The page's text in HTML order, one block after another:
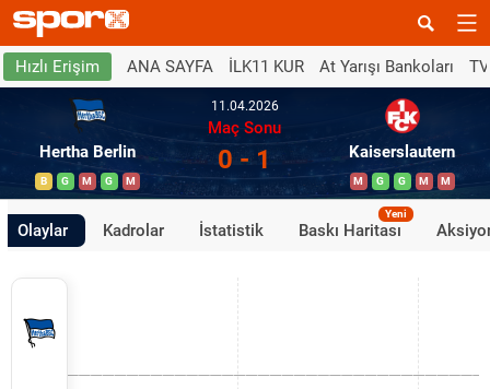
Hızlı Erişim ANA SAYFA İLK11 KUR At Yarışı Bankoları
Hertha Berlin
B G M G M
11.04.2026
Maç Sonu
0 - 1 Kaiserslautern
M G G M M
Olaylar Kadrolar İstatistik Baskı Haritası
Yeni